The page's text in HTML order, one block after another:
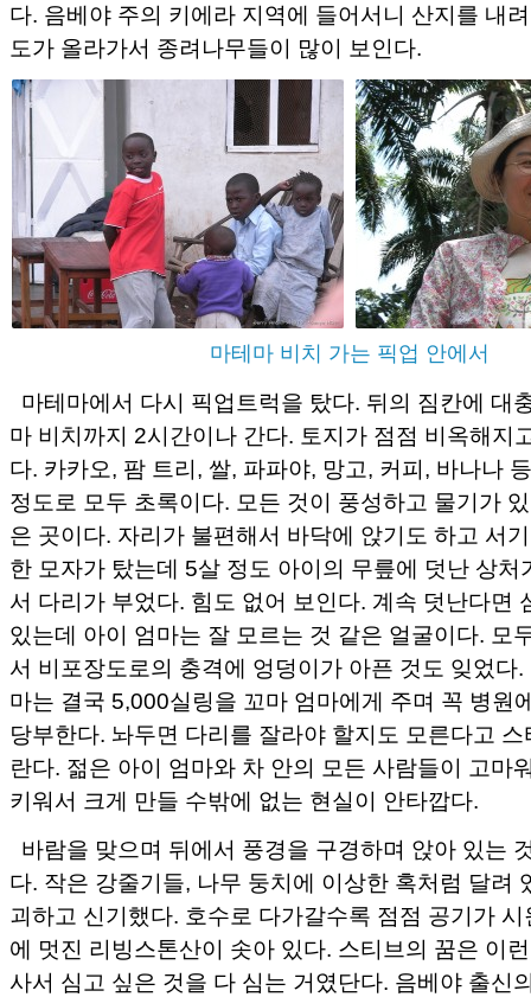
다. 음베야 주의 키에라 지역에 들어서니 산지를 내
도가 올라가서 종려나무들이 많이 보인다.
마테마 비치 가는 픽업 안에서
마테마에서 다시 픽업트럭을 탔다. 뒤의 짐칸에 대
마 비치까지 2시간이나 간다. 토지가 점점 비옥해지
다. 카카오, 팜 트리, 쌀, 파파야, 망고, 커피, 바나나
정도로 모두 초록이다. 모든 것이 풍성하고 물기가
은 곳이다. 자리가 불편해서 바닥에 앉기도 하고 서
한 모자가 탔는데 5살 정도 아이의 무릎에 덧난 상처
서 다리가 부었다. 힘도 없어 보인다. 계속 덧난다면
있는데 아이 엄마는 잘 모르는 것 같은 얼굴이다. 모
서 비포장도로의 충격에 엉덩이가 아픈 것도 잊었다
마는 결국 5,000실링을 꼬마 엄마에게 주며 꼭 병원
당부한다. 놔두면 다리를 잘라야 할지도 모른다고
란다. 젊은 아이 엄마와 차 안의 모든 사람들이 고마
키워서 크게 만들 수밖에 없는 현실이 안타깝다.
바람을 맞으며 뒤에서 풍경을 구경하며 앉아 있는
다. 작은 강줄기들, 나무 둥치에 이상한 혹처럼 달려
괴하고 신기했다. 호수로 다가갈수록 점점 공기가
에 멋진 리빙스톤산이 솟아 있다. 스티브의 꿈은 이
사서 심고 싶은 것을 다 심는 거였단다. 음베야 출신